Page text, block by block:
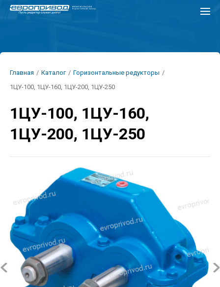
Перейти
Строка
навигации
Главная / Каталог / Горизонтальные редукторы /
1ЦУ-100, 1ЦУ-160, 1ЦУ-200, 1ЦУ-250
1ЦУ-100, 1ЦУ-160,
1ЦУ-200, 1ЦУ-250